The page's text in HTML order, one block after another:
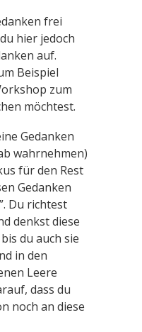
frei
hier jedoch
auf.
Beispiel
zum
möchtest.
Gedanken
wahrnehmen)
für den Rest
Gedanken
Du richtest
denkst diese
du auch sie
in den
Leere
dass du
noch an diese